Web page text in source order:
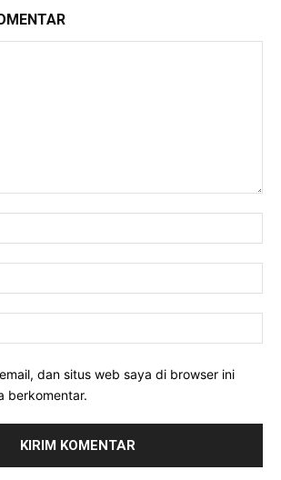
dan situs web saya di browser ini
berkomentar.